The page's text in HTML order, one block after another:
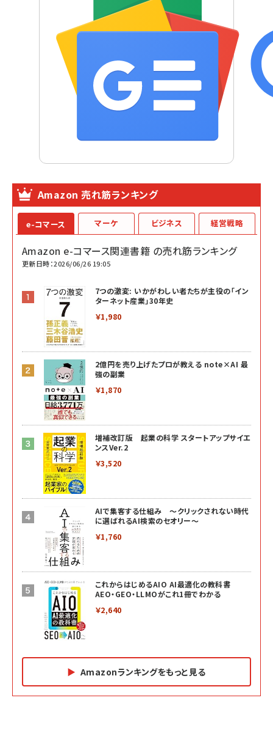
Amazon 売れ筋ランキング
e-コマース
Amazon e-コマース関連書籍 の売れ筋ランキング
更新日時：2026/06/26 19:05
7つの激変: いかがわしい者たちが主役の「イン
ターネット産業」30年史
￥1,980
2億円を売り上げたプロが教える note×AI 最
強の副業
￥1,870
増補改訂版 起業の科学 スタートアップサイエ
ンスVer.2
￥3,520
AIで集客する仕組み ～クリックされない時代
に選ばれるAI検索のセオリー～
￥1,760
これからはじめるAIO AI最適化の教科書
AEO・GEO・LLMOがこれ1冊でわかる
￥2,640
Amazonランキングをもっと見る
マーケ ビジネス 経営戦略